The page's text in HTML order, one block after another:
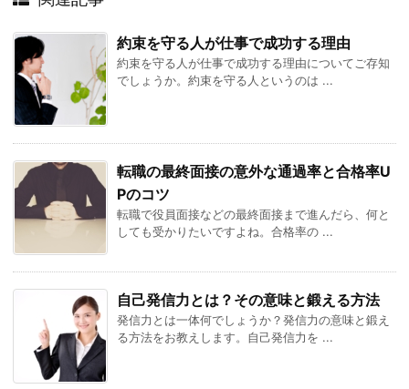
約束を守る人が仕事で成功する理由
約束を守る人が仕事で成功する理由についてご存知
でしょうか。約束を守る人というのは ...
転職の最終面接の意外な通過率と合格率U
Pのコツ
転職で役員面接などの最終面接まで進んだら、何と
しても受かりたいですよね。合格率の ...
自己発信力とは？その意味と鍛える方法
発信力とは一体何でしょうか？発信力の意味と鍛え
る方法をお教えします。自己発信力を ...